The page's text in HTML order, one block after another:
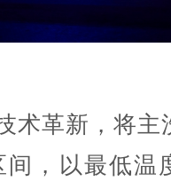
革新，将主
间，以最低